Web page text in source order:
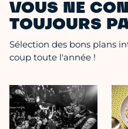
VOUS NE
TOUJOURS
Sélection des bons plans
coup toute l'année !